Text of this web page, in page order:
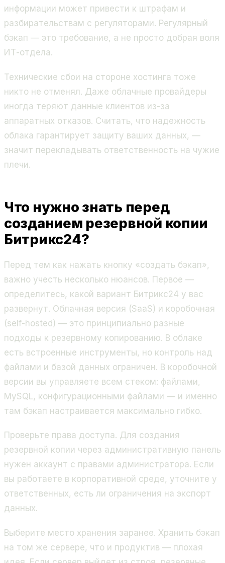
информации может привести к штрафам и
разбирательствам с регуляторами. Регулярный
бэкап — это требование, а не просто добрая воля
ИТ-отдела.
Технические сбои на стороне хостинга тоже
никто не отменял. Даже облачные провайдеры
иногда теряют данные клиентов из-за
аппаратных отказов. Считать, что надежность
облака гарантирует защиту ваших данных, —
значит перекладывать ответственность на чужие
плечи.
Что нужно знать перед
созданием резервной копии
Битрикс24?
Перед тем как нажать кнопку «создать бэкап»,
важно учесть несколько нюансов. Первое —
определитесь, какой вариант Битрикс24 у вас
развернут. Облачная версия (SaaS) и коробочная
(self-hosted) — это принципиально разные
подходы к резервному копированию. В облаке
есть встроенные инструменты, но контроль над
файлами и базой данных ограничен. В коробочной
версии вы управляете всем стеком: файлами,
MySQL, конфигурационными файлами — и именно
там бэкап настраивается максимально гибко.
Проверьте права доступа. Для создания
резервной копии через административную панель
нужен аккаунт с правами администратора. Если
вы работаете в корпоративной среде, уточните у
ответственных, есть ли ограничения на экспорт
данных.
Выберите место хранения заранее. Хранить бэкап
на том же сервере, что и продуктив — плохая